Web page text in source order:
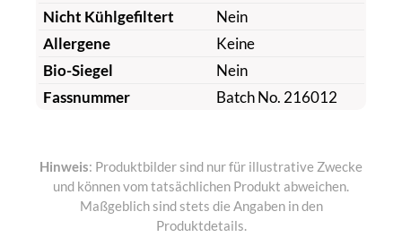
Nicht Kühlgefiltert
Nein
Allergene
Keine
Bio-Siegel
Nein
Fassnummer
Batch No. 216012
Hinweis: Produktbilder sind nur für illustrative Zwecke
und können vom tatsächlichen Produkt abweichen.
Maßgeblich sind stets die Angaben in den
Produktdetails.